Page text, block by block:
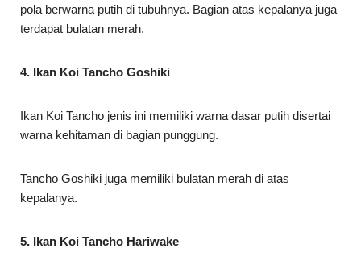
pola berwarna putih di tubuhnya. Bagian atas kepalanya juga
terdapat bulatan merah.
4. Ikan Koi Tancho Goshiki
Ikan Koi Tancho jenis ini memiliki warna dasar putih disertai
warna kehitaman di bagian punggung.
Tancho Goshiki juga memiliki bulatan merah di atas
kepalanya.
5. Ikan Koi Tancho Hariwake